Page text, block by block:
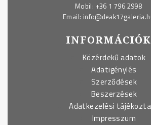
Mobil: +36 1 796 2998
Email:
INFORMÁCIÓK
Közérdekű adatok
Adatigénylés
Szerződések
Beszerzések
Adatkezelési
Impresszum